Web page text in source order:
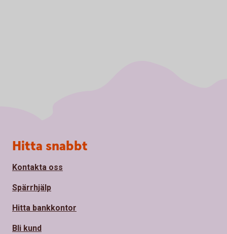
Sidfot
Hitta snabbt
Kontakta oss
Spärrhjälp
Hitta bankkontor
Bli kund